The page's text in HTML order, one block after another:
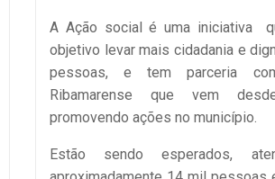
A Ação social é uma iniciativa
objetivo levar mais cidadania e
pessoas, e tem parceria
Ribamarense que vem
promovendo ações no município.
Estão sendo esperados,